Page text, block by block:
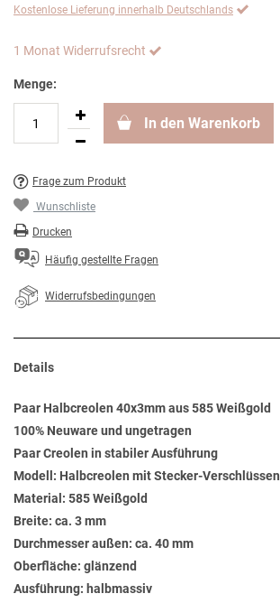
Kostenlose Lieferung innerhalb Deutschlands
1 Monat Widerrufsrecht
Menge:
In den Warenkorb
Frage zum Produkt
Wunschliste
Drucken
Häufig gestellte Fragen
Widerrufsbedingungen
Details
Paar Halbcreolen 40x3mm aus 585 Weißgold
100% Neuware und ungetragen
Paar Creolen in stabiler Ausführung
Modell: Halbcreolen mit Stecker-Verschlüssen
Material: 585 Weißgold
Breite: ca. 3 mm
Durchmesser außen: ca. 40 mm
Oberfläche: glänzend
Ausführung: halbmassiv